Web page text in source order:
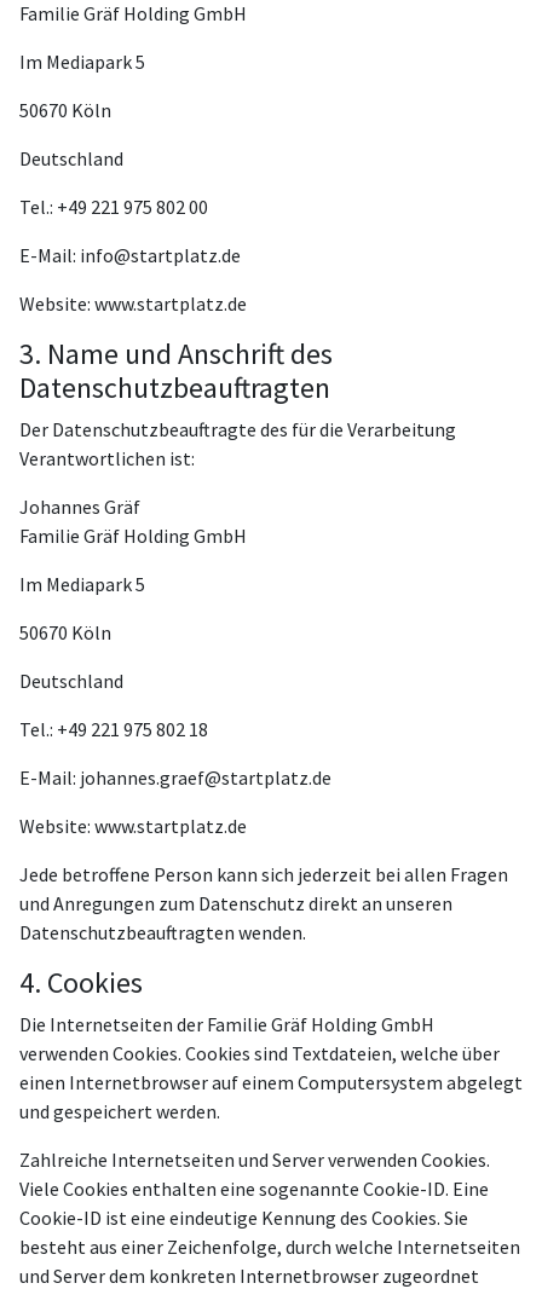
Familie Gräf Holding GmbH
Im Mediapark 5
50670 Köln
Deutschland
Tel.: +49 221 975 802 00
E-Mail: info@startplatz.de
Website: www.startplatz.de
3. Name und Anschrift des
Datenschutzbeauftragten
Der Datenschutzbeauftragte des für die Verarbeitung
Verantwortlichen ist:
Johannes Gräf
Familie Gräf Holding GmbH
Im Mediapark 5
50670 Köln
Deutschland
Tel.: +49 221 975 802 18
E-Mail: johannes.graef@startplatz.de
Website: www.startplatz.de
Jede betroffene Person kann sich jederzeit bei allen Fragen
und Anregungen zum Datenschutz direkt an unseren
Datenschutzbeauftragten wenden.
4. Cookies
Die Internetseiten der Familie Gräf Holding GmbH
verwenden Cookies. Cookies sind Textdateien, welche über
einen Internetbrowser auf einem Computersystem abgelegt
und gespeichert werden.
Zahlreiche Internetseiten und Server verwenden Cookies.
Viele Cookies enthalten eine sogenannte Cookie-ID. Eine
Cookie-ID ist eine eindeutige Kennung des Cookies. Sie
besteht aus einer Zeichenfolge, durch welche Internetseiten
und Server dem konkreten Internetbrowser zugeordnet